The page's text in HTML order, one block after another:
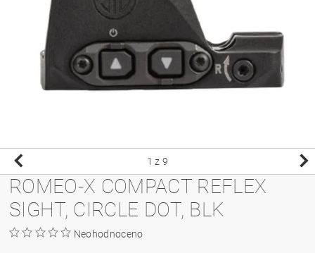
1 z 9
ROMEO-X COMPACT REFLEX
SIGHT, CIRCLE DOT, BLK
Neohodnoceno